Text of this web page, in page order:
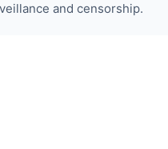
and censorship.